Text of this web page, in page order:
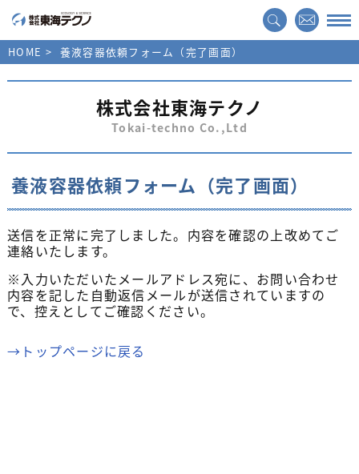
HOME 養液容器依頼フォーム（完了画面）
株式会社東海テクノ
Tokai-techno Co.,Ltd
養液容器依頼フォーム（完了画面）
送信を正常に完了しました。内容を確認の上改めてご
連絡いたします。
※入力いただいたメールアドレス宛に、お問い合わせ
内容を記した自動返信メールが送信されていますの
で、控えとしてご確認ください。
→トップページに戻る